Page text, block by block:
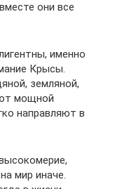
они все
именно
Крысы.
земляной,
мощной
направляют в
мир иначе.